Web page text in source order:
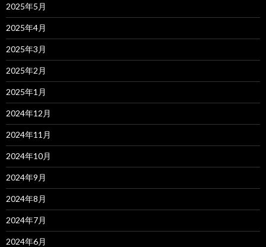
2025年5月
2025年4月
2025年3月
2025年2月
2025年1月
2024年12月
2024年11月
2024年10月
2024年9月
2024年8月
2024年7月
2024年6月